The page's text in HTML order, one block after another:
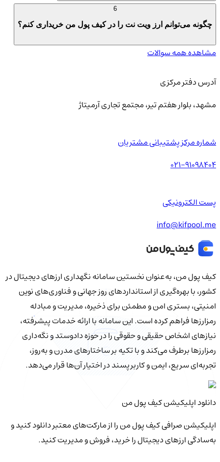
چگونه می‌توانم ارز ویت نت را در کیف پول من خریداری کنم؟
مشاهده همه سوالات
آدرس دفتر مرکزی
مشهد، بلوار هفتم تیر، مجتمع تجاری آرمیتاژ
شماره مرکز پشتیبانی مشتریان
021-91098404
پست الکترونیکی
info@kifpool.me
کیف‌ پول من، به‌عنوان نخستین سامانه نگهداری ارزهای دیجیتال در
کشور، با بهره‌گیری از استانداردهای روز جهانی و فناوری‌های نوین
امنیتی، بستری امن و مطمئن برای ذخیره، مدیریت و مبادله
رمزارزها فراهم کرده است. این سامانه با ارائه خدمات پیشرفته،
نیازهای اشخاص حقیقی و حقوقی را در حوزه دادوستد و نگه‌داری
رمزارزها برطرف می‌کند و با تکیه بر ساختارهای مدرن و به‌روز،
تجربه‌ای سریع، ایمن و کاربرپسند در اختیار آن‌ها قرار می‌دهد.
دانلود اپلیکیشن کیف‌ پول من
اپلیکیشن صرافی کیف پول من را از مارکت‌های معتبر دانلود کنید و
به‌سادگی ارزهای دیجیتال را خرید، فروش و مدیریت کنید.